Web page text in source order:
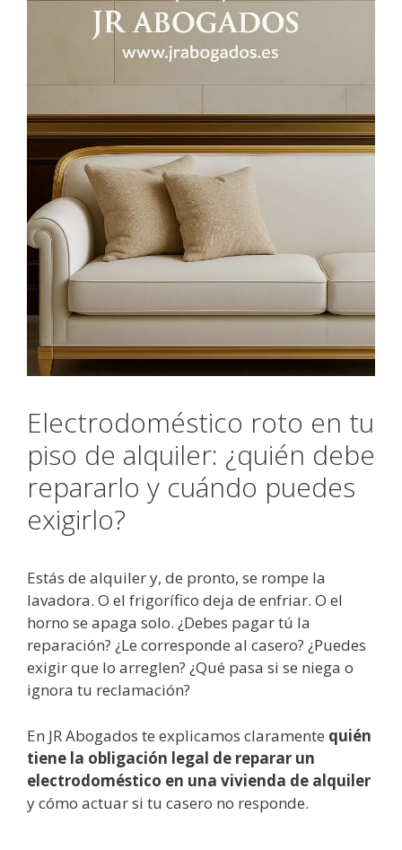
Electrodoméstico roto en tu
piso de alquiler: ¿quién debe
repararlo y cuándo puedes
exigirlo?
Estás de alquiler y, de pronto, se rompe la
lavadora. O el frigorífico deja de enfriar. O el
horno se apaga solo. ¿Debes pagar tú la
reparación? ¿Le corresponde al casero? ¿Puedes
exigir que lo arreglen? ¿Qué pasa si se niega o
ignora tu reclamación?
En JR Abogados te explicamos claramente quién
tiene la obligación legal de reparar un
electrodoméstico en una vivienda de alquiler
y cómo actuar si tu casero no responde.